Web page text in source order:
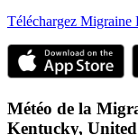
Téléchargez Migraine
Météo de la
Kentucky,